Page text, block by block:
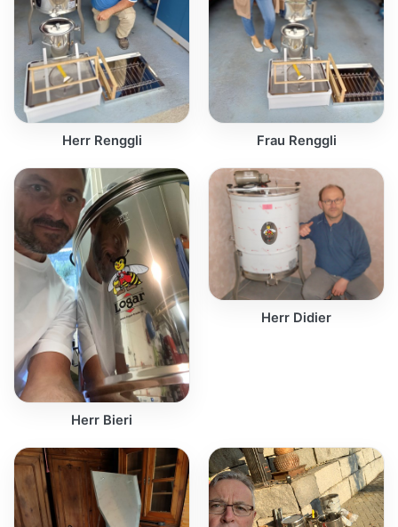
Herr Renggli Frau Renggli
Herr Bieri
Herr Didier